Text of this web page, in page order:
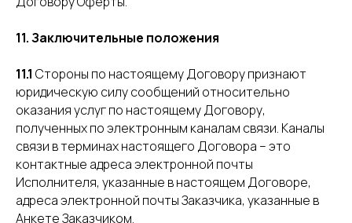
11. Заключительные положения
11.1 Стороны по настоящему Договору признают
юридическую силу сообщений относительно
оказания услуг по настоящему Договору,
полученных по электронным каналам связи. Каналы
связи в терминах настоящего Договора – это
контактные адреса электронной почты
Исполнителя, указанные в настоящем Договоре,
адреса электронной почты Заказчика, указанные в
Анкете Заказчиком.